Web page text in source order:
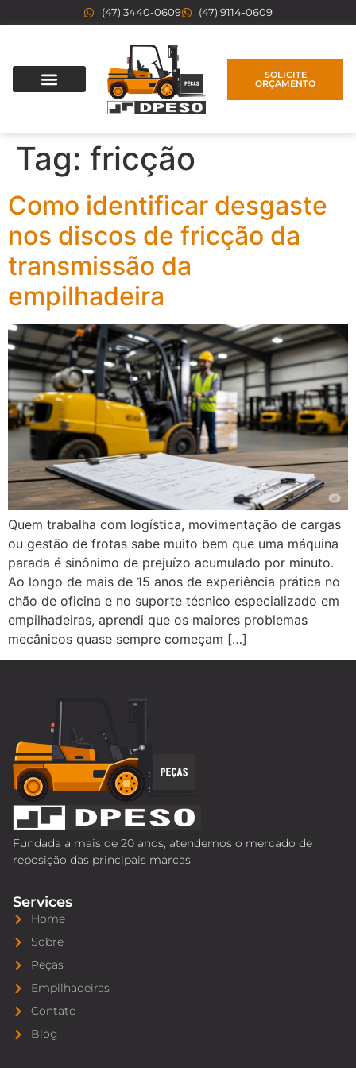
(47) 3440-0609 (47) 9114-0609
SOLICITE
ORÇAMENTO
Tag: fricção
Como identificar desgaste
nos discos de fricção da
transmissão da
empilhadeira
Quem trabalha com logística, movimentação de cargas
ou gestão de frotas sabe muito bem que uma máquina
parada é sinônimo de prejuízo acumulado por minuto.
Ao longo de mais de 15 anos de experiência prática no
chão de oficina e no suporte técnico especializado em
empilhadeiras, aprendi que os maiores problemas
mecânicos quase sempre começam […]
Fundada a mais de 20 anos, atendemos o mercado de
reposição das principais marcas
Services
Home
Sobre
Peças
Empilhadeiras
Contato
Blog